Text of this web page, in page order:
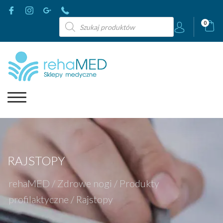
Wyszukiwarka
produktów
0
RAJSTOPY
rehaMED / Zdrowe nogi / Produkty
profilaktyczne / Rajstopy